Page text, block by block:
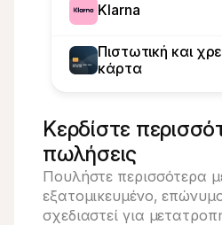
Klarna
Πιστωτική και
κάρτα
Κερδίστε
πωλήσεις
Πουλήστε περισσότερα
εξατομικευμένο,
σχεδιαστεί για